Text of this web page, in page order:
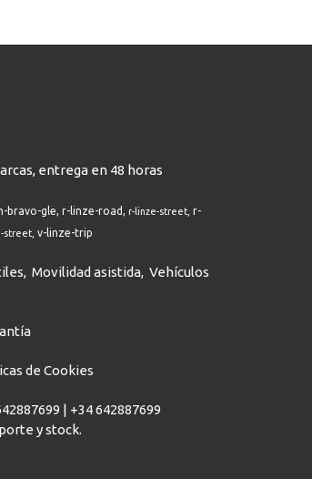
entrega en 48 horas
bravo-gle r-linze-road r-linze-street r-
street v-linze-trip
Movilidad asistida Vehículos
de Cookies
| +34 642887699
y stock.